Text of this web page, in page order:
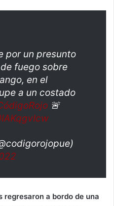
por un presunto
fuego sobre
en el
a un costado
🚨
regresaron a bordo de una